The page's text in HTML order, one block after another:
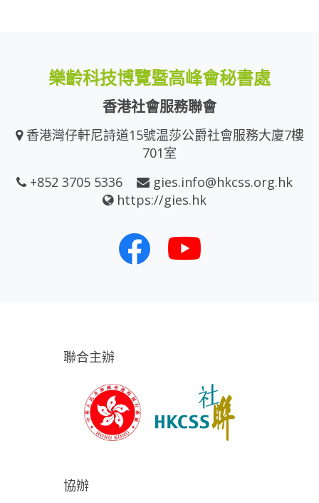
樂齡科技博覽暨高峰會秘書處
香港社會服務聯會
香港灣仔軒尼詩道15號温莎公爵社會服務大廈7樓
701室
+852 3705 5336
gies.info@hkcss.org.hk
https://gies.hk
聯合主辦
協辦